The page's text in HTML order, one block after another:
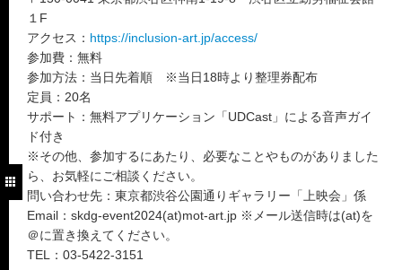
１F
アクセス： https://inclusion-art.jp/access/
参加費：無料
参加方法：当日先着順 ※当日18時より整理券配布
定員：20名
サポート：無料アプリケーション「UDCast」による音声ガイ
ド付き
※その他、参加するにあたり、必要なことやものがありました
ら、お気軽にご相談ください。
問い合わせ先：東京都渋谷公園通りギャラリー「上映会」係
Email：skdg-event2024(at)mot-art.jp ※メール送信時は(at)を
＠に置き換えてください。
TEL：03-5422-3151